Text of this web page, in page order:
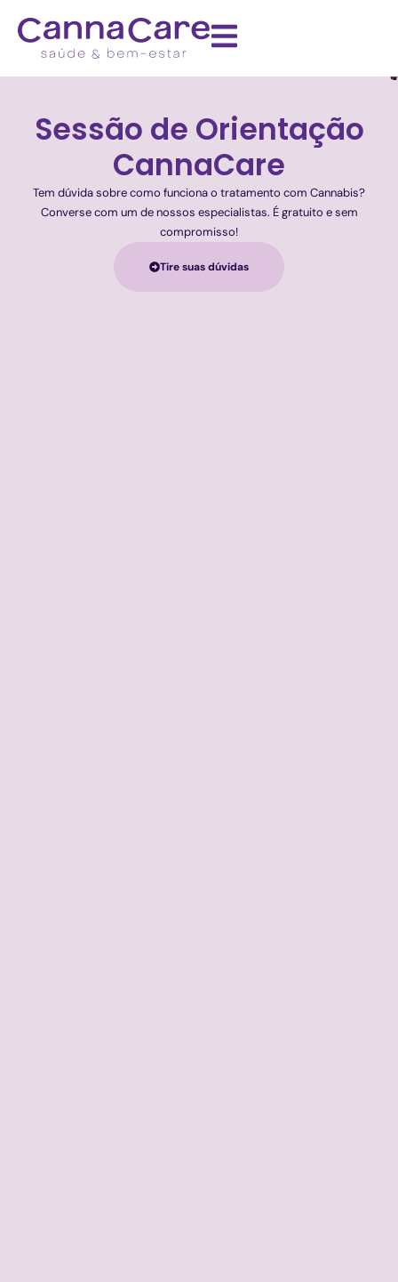
Sessão de Orientação
CannaCare
Tem dúvida sobre como funciona o tratamento com Cannabis?
Converse com um de nossos especialistas. É gratuito e sem
compromisso!
Tire suas dúvidas